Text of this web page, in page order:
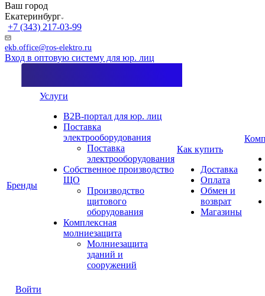
Ваш город
Екатеринбург
+7 (343) 217-03-99
ekb.office@ros-elektro.ru
Вход в оптовую систему для юр. лиц
Бренды
Услуги
B2B-портал для юр. лиц
Поставка
электрооборудования
Поставка
электрооборудования
Собственное производство
ЩО
Производство
щитового
оборудования
Комплексная
молниезащита
Молниезащита
зданий и
сооружений
Как купить
Доставка
Оплата
Обмен и
возврат
Магазины
Войти